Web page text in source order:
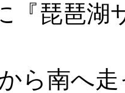
『琵琶
ら南へ